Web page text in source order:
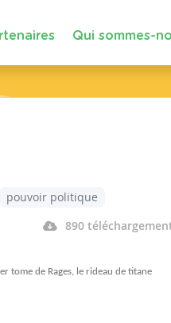
Qui sommes-
pouvoir politique
890
tome de Rages, le rideau de titane